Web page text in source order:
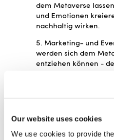
Our website uses cookies
We use cookies to provide
dem Metaverse
und Emotionen
nachhaltig wirken.
5. Marketing- und
werden sich dem
entziehen können -
Events, die Events
https://
goes-metaverse.